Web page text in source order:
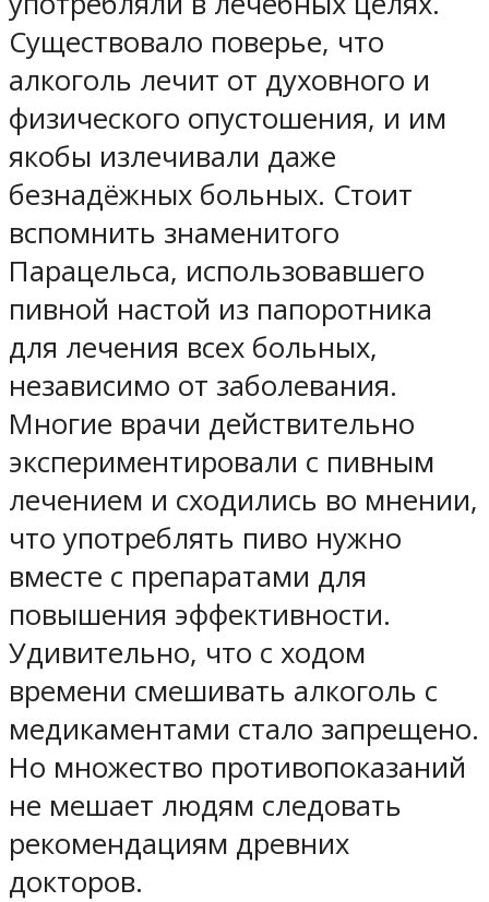
Существовало поверье, что
алкоголь лечит от духовного и
физического опустошения, и им
якобы излечивали даже
безнадёжных больных. Стоит
вспомнить знаменитого
Парацельса, использовавшего
пивной настой из папоротника
для лечения всех больных,
независимо от заболевания.
Многие врачи действительно
экспериментировали с пивным
лечением и сходились во мнении,
что употреблять пиво нужно
вместе с препаратами для
повышения эффективности.
Удивительно, что с ходом
времени смешивать алкоголь с
медикаментами стало запрещено.
Но множество противопоказаний
не мешает людям следовать
рекомендациям древних
докторов.